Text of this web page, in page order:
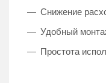
Снижение
Удобный
Простота